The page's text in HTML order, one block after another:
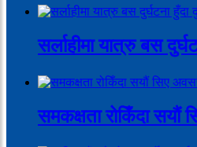
सर्लाहीमा यात्रु बस
समकक्षता रोकिँदा